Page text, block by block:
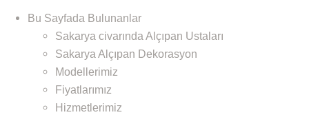
Bu Sayfada Bulunanlar
Sakarya civarında Alçıpan Ustaları
Sakarya Alçıpan Dekorasyon
Modellerimiz
Fiyatlarımız
Hizmetlerimiz